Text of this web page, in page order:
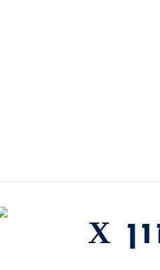
רשלנות באבחון X